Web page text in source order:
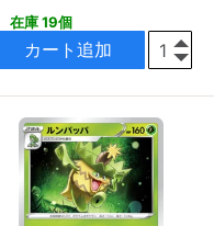
在庫 19個
カート追加